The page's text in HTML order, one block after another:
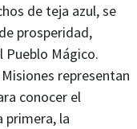
de teja azul, se
prosperidad,
Pueblo Mágico.
representan
conocer el
primera, la